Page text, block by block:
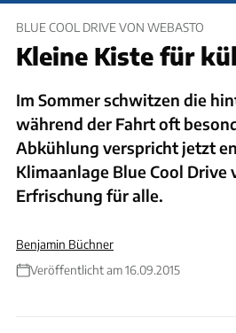
BLUE COOL DRIVE VON WEBASTO
Kleine Kiste für
Im Sommer schwitzen die
während der Fahrt oft
Abkühlung verspricht jetzt
Klimaanlage Blue Cool Drive
Erfrischung für alle.
Benjamin Büchner
Veröffentlicht am 16.09.2015